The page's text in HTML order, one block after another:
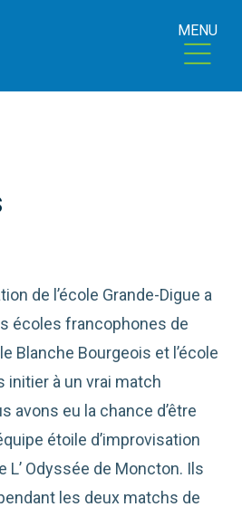
MENU
de l’école Grande-Digue a
écoles francophones de
Blanche Bourgeois et l’école
initier à un vrai match
avons eu la chance d’être
étoile d’improvisation
L’ Odyssée de Moncton. Ils
les deux matchs de